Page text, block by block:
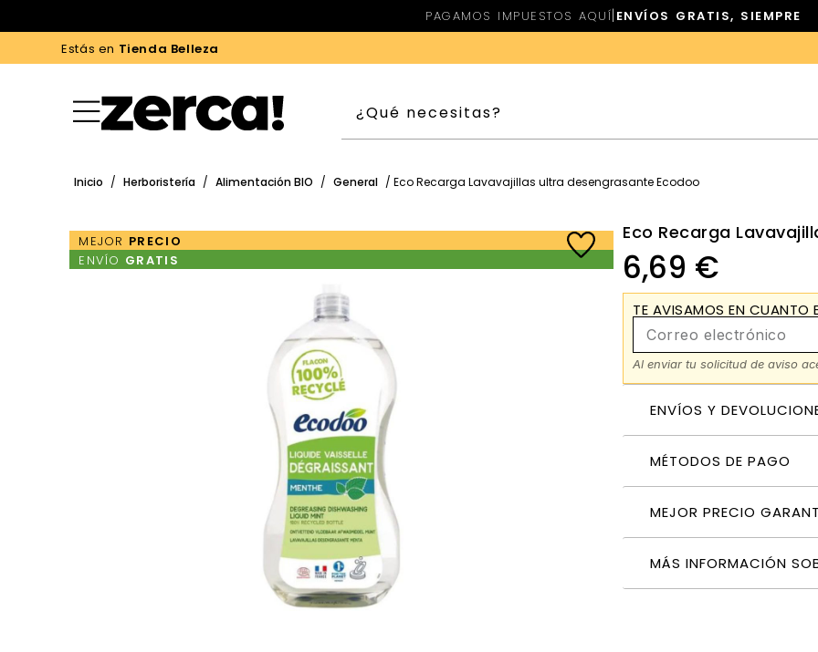
PAGAMOS IMPUESTOS AQUÍ| ENVÍOS GRATIS, SIEMPRE
Estás en Tienda Belleza
Inicio / Herboristería / Alimentación BIO / General / Eco Recarga Lavavajillas ultra desengrasante Ecodoo
MEJOR PRECIO
ENVÍO GRATIS
Eco Recarga
6,69 €
TE AVISAMOS EN CUANTO
Al enviar tu solicitud de aviso
ENVÍOS Y
MÉTODOS DE PAGO
MEJOR PRECIO
MÁS INFORMACIÓN